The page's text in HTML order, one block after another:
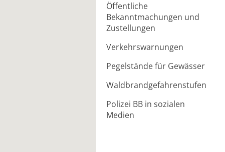
Öffentliche
Bekanntmachungen und
Zustellungen
Verkehrswarnungen
Pegelstände für Gewässer
Waldbrandgefahrenstufen
Polizei BB in sozialen
Medien